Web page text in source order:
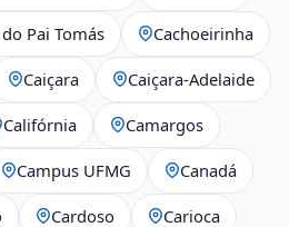
Pai Tomás Cachoeirinha
Caiçara Caiçara-Adelaide
Califórnia Camargos
Campus UFMG Canadá
Cardoso Carioca